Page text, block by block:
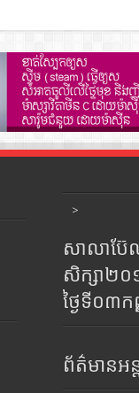
>
សាលាប៊ែ
សិក្សា២
ថ្ងៃទី០៣
ព័ត៌មានអន្